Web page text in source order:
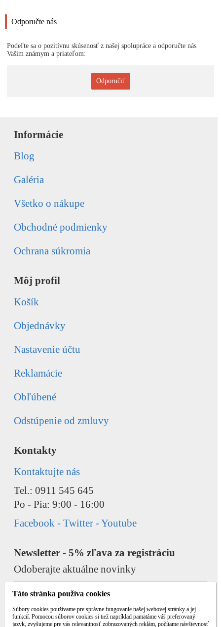
Odporučte nás
Podeľte sa o pozitívnu skúsenosť z našej spolupráce a odporučte nás
Vašim známym a priateľom:
Odporučiť
Informácie
Blog
Galéria
Všetko o nákupe
Obchodné podmienky
Ochrana súkromia
Môj profil
Košík
Objednávky
Nastavenie účtu
Reklamácie
Obľúbené
Odstúpenie od zmluvy
Kontakty
Kontaktujte nás
Tel.: 0911 545 645
Po - Pia: 9:00 - 16:00
Facebook - Twitter - Youtube
Newsletter - 5% zľava za registráciu
Odoberajte aktuálne novinky
Táto stránka používa cookies
Súbory cookies používame pre správne fungovanie našej webovej stránky a jej
funkcií. Pomocou súborov cookies si tiež napríklad pamätáme váš preferovaný
jazyk, zvyšujeme pre vás relevantnosť zobrazovaných reklám, počítame návštevnosť